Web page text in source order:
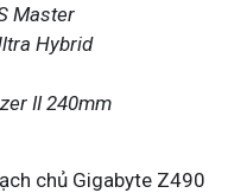
Master
Hybrid
II 240mm
chủ Gigabyte Z490